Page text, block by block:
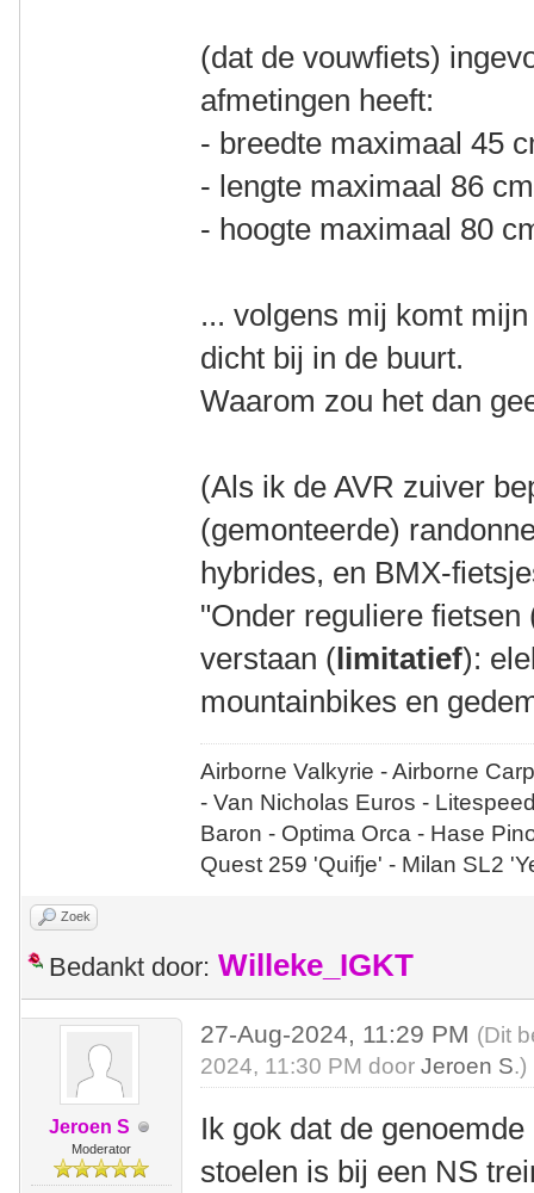
(dat de vouwfiets)
afmetingen heeft:
- breedte maximaal 45
- lengte maximaal 86 cm
- hoogte maximaal 80
... volgens mij komt
dicht bij in de buurt.
Waarom zou het dan
(Als ik de AVR zuiver
(gemonteerde)
hybrides, en BMX-
"Onder reguliere
verstaan (limitatief):
mountainbikes en
Airborne Valkyrie - Airborne
- Van Nicholas Euros -
Baron - Optima Orca - Hase
Quest 259 'Quifje' - Milan SL2
Zoek
Bedankt door: Willeke_IGKT
Jeroen S
Moderator
27-Aug-2024, 11:29 PM (Dit
2024, 11:30 PM doorJeroen S.)
Ik gok dat de
stoelen is bij een NS